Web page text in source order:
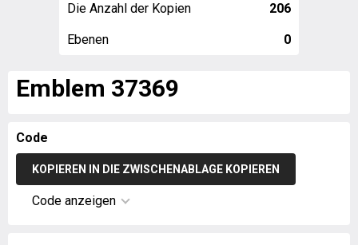
Die Anzahl der Kopien 206
Ebenen 0
Emblem 37369
Code
KOPIEREN IN DIE ZWISCHENABLAGE KOPIEREN
Code anzeigen